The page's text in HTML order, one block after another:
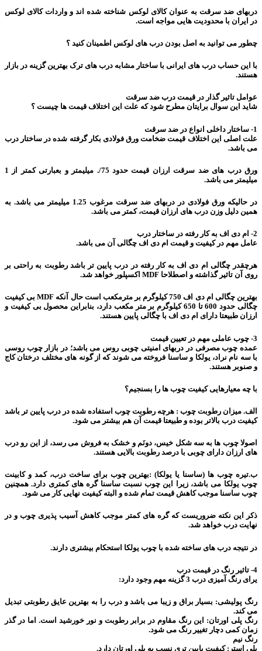
دربهای ضد سرقت به عنوان کالای لوکس شناخته شده اند و واردات کالای لوکس
در ایران با محدودیت هایی مواجه است.
چطور می توانید به اصل بودن درب های لوکس اطمینان کنید ؟
با این حساب درب های ایرانی با ساختار مشابه درب های ترک بهترین گزینه در بازار
هستند.
عوامل تاثیر گذار در قیمت درب ضد سرقت
شاید این سوال برایتان مطرح شود که علت این اختلاف قیمت ها چیست ؟
1- ساختار داخلی انواع در ضد سرقت
علت اصلی این اختلاف قیمت ضخامت ورق فولادی بکار گرفته شده در ساختار درب
می باشد.
ورق درب های ضد سرقت ارزان قیمت حدود 75/. میلیمتر و بعبارتی کمتر از 1
میلیمتر می باشد.
در حالیکه ورق فولادی در دربهای ضد سرقت مرغوب 1.25 میلیمتر می باشد. به
همین دلیل وزن درب های ارزان قیمت، کمتر می باشد.
2- ام دی اف به کار رفته در ساختار درب
عامل مهم در کیفیت و قیمت ام دی اف چگالی آن می باشد.
هرچقدر چگالی ام دی اف به کار رفته در درب پایین تر باشد رطوبت به راحتی بر
روی آن تاثیر گذاشته و اصطلاحا MDF اکسپلور خواهد شد.
بهترین چگالی ام دی اف 750 کیلوگرم بر مترمکعب است حال آنکه MDF بی کیفیت
چگالی حدود 600 تا 650 کیلوگرم بر متر مکعب دارد، بنابراین محصول بی کیفیت و
ارزان طبیعتا دارای ام دی اف با چگالی پایین هستند.
3- چوب عاملی مهم در تعیین قیمت
عمده چوب مصرفی در دربهای امنیتی چوبی روس می باشد؛ در بازار چوب روسی
با سه نام نراد، یولکا و ساسنا فروخته می شوند که از گونه های مختلف درختان کاج
و صنوبر هستند.
با چه معیارهایی کیفیت چوب ها را بسنجیم؟
الف. میزان رطوبت چوب : هرچه رطوبت چوب استفاده شده در درب پایین تر باشد
کیفیت درب بالاتر بوده و طبیعتا قیمت آن هم بیشتر می شود.
اصولا چوب ها به سه شکل خیس، دونَم و خشک به فروش می رسد، از این رو درب
های ارزان دارای چوبی با درصد رطوبت بالایی هستند.
ب.تیره چوب ها (ساسنا یا یولکا) :بهترین چوب برای ساخت درب، کمد و کابینت
چوب یولکا می باشد، زیرا این چوب نسبت ساسنا گره های کمتری دارد. همچنین
چوب ساسنا موجب کاهش قیمت تمام شده و البته کیفیت نهایی کار می شود.
ذکر این نکته ضروریست که گره های کمتر موجب کاهش آسیب پذیری چوب و در
نهایت درب خواهد شد.
در نتیجه درب های ساخته شده با چوب یولکا استحکام بیشتری دارند.
4- تاثیر رنگ در قیمت درب
یرای رنگ آمیزی درب 3 گزینه مهم وجود دارد:
رنگ پولیشی: بسیار براق و زیبا می باشد و درب را به بهترین عایق رطوبتی تبدیل
می کند.
رنگ پلی اورتان: این رنگ مقاوم در برابر رطوبت و نور خورشید است. اما در گذر
زمان کمی دچار تغییر رنگ می شود.
رنگ نیم
پلی استر: کیفیت پایین تری نسب به پلی اورتان دارد.